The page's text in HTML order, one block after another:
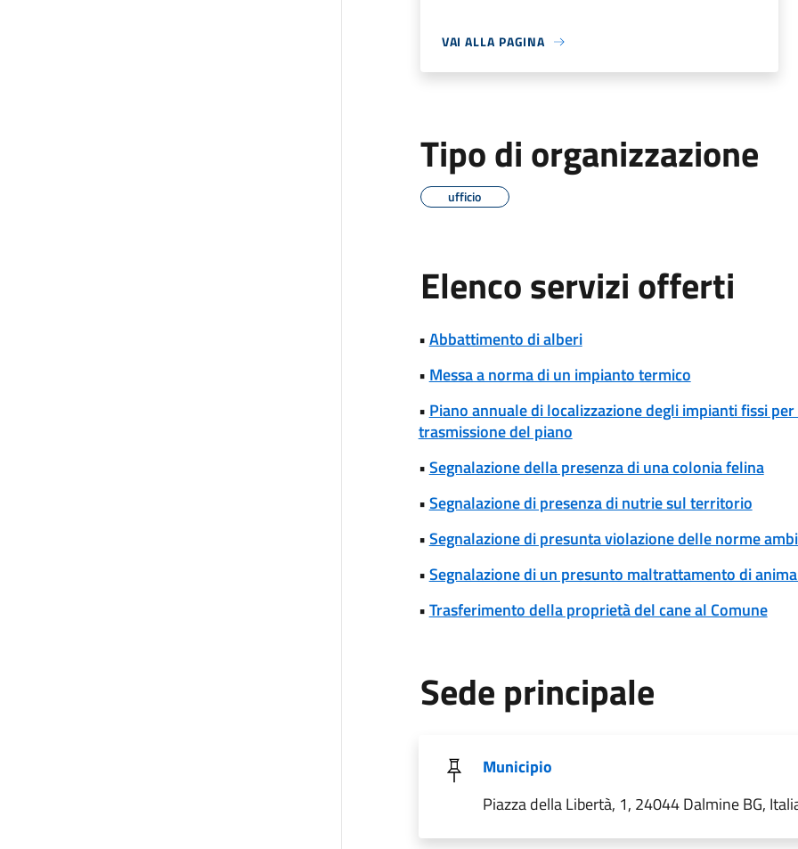
VAI ALLA PAGINA
Tipo di organizzazione
ufficio
Elenco servizi offerti
•Abbattimento di alberi
• Messa a norma di un impianto termico
• Piano annuale di localizzazione degli impianti fissi
trasmissione del piano
•Segnalazione della presenza di una colonia felina
•Segnalazione di presenza di nutrie sul territorio
•Segnalazione di presunta violazione delle norme
•Segnalazione di un presunto maltrattamento di
•Trasferimento della proprietà del cane al Comune
Sede principale
Municipio
Piazza della Libertà, 1, 24044 Dalmine BG,